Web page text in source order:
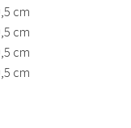
cm
cm
cm
cm